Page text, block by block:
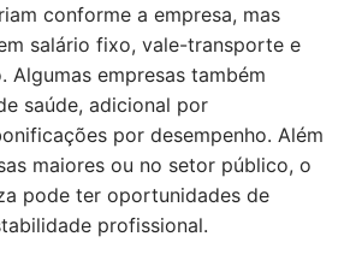
conforme a empresa, mas
salário fixo, vale-transporte e
Algumas empresas também
saúde, adicional por
por desempenho. Além
maiores ou no setor público, o
pode ter oportunidades de
profissional.